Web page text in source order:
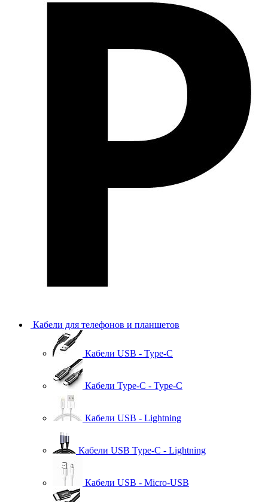
Кабели для телефонов и планшетов
Кабели USB - Type-C
Кабели Type-C - Type-C
Кабели USB - Lightning
Кабели USB Type-C - Lightning
Кабели USB - Micro-USB